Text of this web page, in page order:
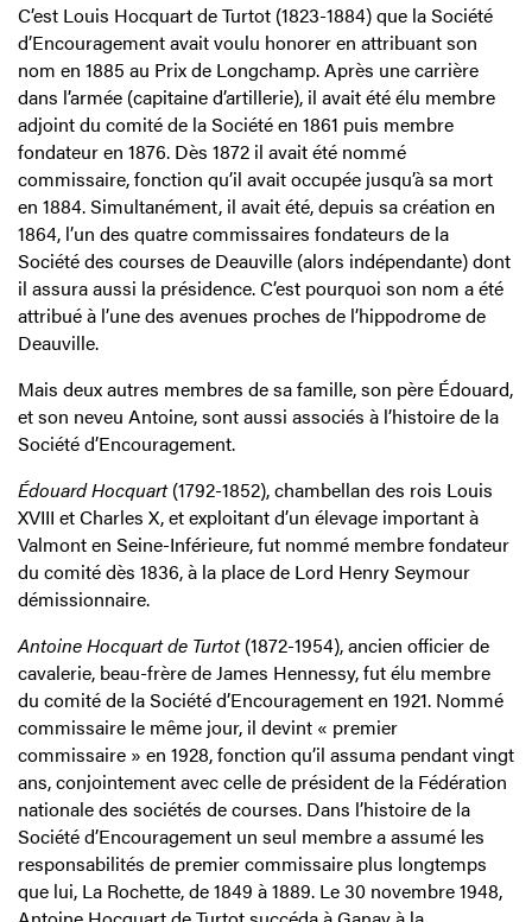
C’est Louis Hocquart de Turtot (1823-1884) que la Société
d’Encouragement avait voulu honorer en attribuant son
nom en 1885 au Prix de Longchamp. Après une carrière
dans l’armée (capitaine d’artillerie), il avait été élu membre
adjoint du comité de la Société en 1861 puis membre
fondateur en 1876. Dès 1872 il avait été nommé
commissaire, fonction qu’il avait occupée jusqu’à sa mort
en 1884. Simultanément, il avait été, depuis sa création en
1864, l’un des quatre commissaires fondateurs de la
Société des courses de Deauville (alors indépendante) dont
il assura aussi la présidence. C’est pourquoi son nom a été
attribué à l’une des avenues proches de l’hippodrome de
Deauville.
Mais deux autres membres de sa famille, son père Édouard,
et son neveu Antoine, sont aussi associés à l’histoire de la
Société d’Encouragement.
Édouard Hocquart(1792-1852), chambellan des rois Louis
XVIII et Charles X, et exploitant d’un élevage important à
Valmont en Seine-Inférieure, fut nommé membre fondateur
du comité dès 1836, à la place de Lord Henry Seymour
démissionnaire.
Antoine Hocquart de Turtot(1872-1954), ancien officier de
cavalerie, beau-frère de James Hennessy, fut élu membre
du comité de la Société d’Encouragement en 1921. Nommé
commissaire le même jour, il devint « premier
commissaire » en 1928, fonction qu’il assuma pendant vingt
ans, conjointement avec celle de président de la Fédération
nationale des sociétés de courses. Dans l’histoire de la
Société d’Encouragement un seul membre a assumé les
responsabilités de premier commissaire plus longtemps
que lui, La Rochette, de 1849 à 1889. Le 30 novembre 1948,